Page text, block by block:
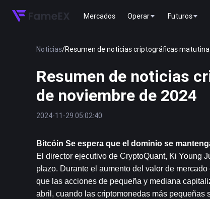
Mercados Operar Futuros
Noticias/Resumen de noticias criptográficas
Resumen de noticias
de noviembre de 2024
2024-11-29 05:02:40
Bitcóin Se espera que el dominio se
El director ejecutivo de CryptoQuant, Ki Young
plazo. Durante el aumento del valor de
que las acciones de pequeña y mediana
abril, cuando las criptomonedas más pequeñas